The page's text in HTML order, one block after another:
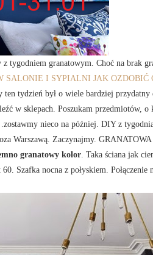
tygodniem granatowym. Choć na brak
SALONIE I SYPIALNI JAK OZDOBIĆ
ten tydzień był o wiele bardziej przydatny
w sklepach. Poszukam przedmiotów, o
nieco na później. DIY z
Warszawą. Zaczynajmy.
granatowy kolor. Taka ściana jak
Szafka nocna z połyskiem. Połączenie